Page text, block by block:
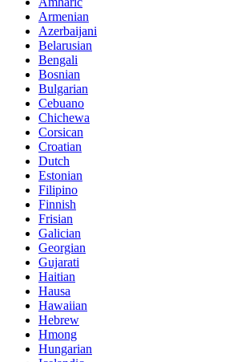
Armenian
Azerbaijani
Belarusian
Bengali
Bosnian
Bulgarian
Cebuano
Chichewa
Corsican
Croatian
Dutch
Estonian
Filipino
Finnish
Frisian
Galician
Georgian
Gujarati
Haitian
Hausa
Hawaiian
Hebrew
Hmong
Hungarian